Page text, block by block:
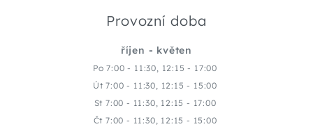
Provozní doba
říjen - květen
Po 7:00 - 11:30, 12:15 - 17:00
Út 7:00 - 11:30, 12:15 - 15:00
St 7:00 - 11:30, 12:15 - 17:00
Čt 7:00 - 11:30, 12:15 - 15:00